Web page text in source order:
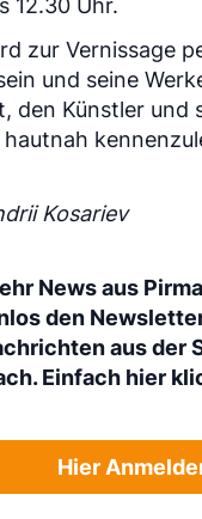
zur Vernissage
und seine
den Künstler und
Kosariev
News aus
den
aus der
Einfach hier
Hier